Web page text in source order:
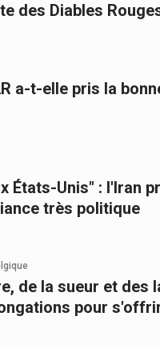
des Diables
a-t-elle pris la
États-Unis" : l'Iran
très politique
de la sueur et des
pour